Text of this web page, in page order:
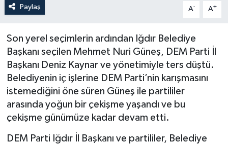
Paylaş A- A+
Son yerel seçimlerin ardından Iğdır Belediye
Başkanı seçilen Mehmet Nuri Güneş, DEM Parti İl
Başkanı Deniz Kaynar ve yönetimiyle ters düştü.
Belediyenin iç işlerine DEM Parti’nin karışmasını
istemediğini öne süren Güneş ile partililer
arasında yoğun bir çekişme yaşandı ve bu
çekişme günümüze kadar devam etti.
DEM Parti Iğdır İl Başkanı ve partililer, Belediye